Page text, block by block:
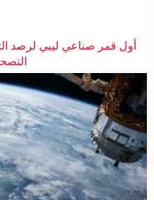
أول قمر صناعي ليبي لرصد